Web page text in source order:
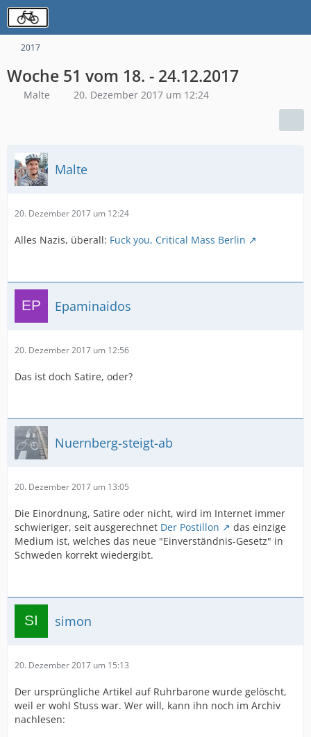
2017
Woche 51 vom 18. - 24.12.2017
Malte 20. Dezember 2017 um 12:24
Malte
20. Dezember 2017 um 12:24
Alles Nazis, überall: Fuck you, Critical Mass Berlin
Epaminaidos
20. Dezember 2017 um 12:56
Das ist doch Satire, oder?
Nuernberg-steigt-ab
20. Dezember 2017 um 13:05
Die Einordnung, Satire oder nicht, wird im Internet immer
schwieriger, seit ausgerechnet Der Postillon
das einzige
Medium ist, welches das neue "Einverständnis-Gesetz" in
Schweden korrekt wiedergibt.
simon
20. Dezember 2017 um 15:13
Der ursprüngliche Artikel auf Ruhrbarone wurde gelöscht,
weil er wohl Stuss war. Wer will, kann ihn noch im Archiv
nachlesen: